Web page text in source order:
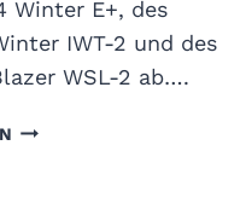
Winter E+, des
IWT-2 und des
WSL-2 ab….
ADAC